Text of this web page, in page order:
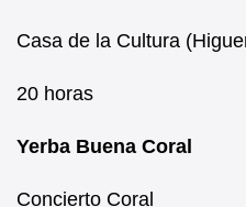
Casa de la Cultura
20 horas
Yerba Buena Coral
Concierto Coral